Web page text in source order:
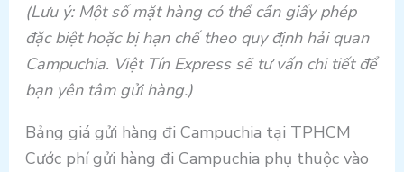
(Lưu ý: Một số mặt hàng có thể cần giấy phép
đặc biệt hoặc bị hạn chế theo quy định hải quan
Campuchia. Việt Tín Express sẽ tư vấn chi tiết để
bạn yên tâm gửi hàng.)
Bảng giá gửi hàng đi Campuchia tại TPHCM
Cước phí gửi hàng đi Campuchia phụ thuộc vào